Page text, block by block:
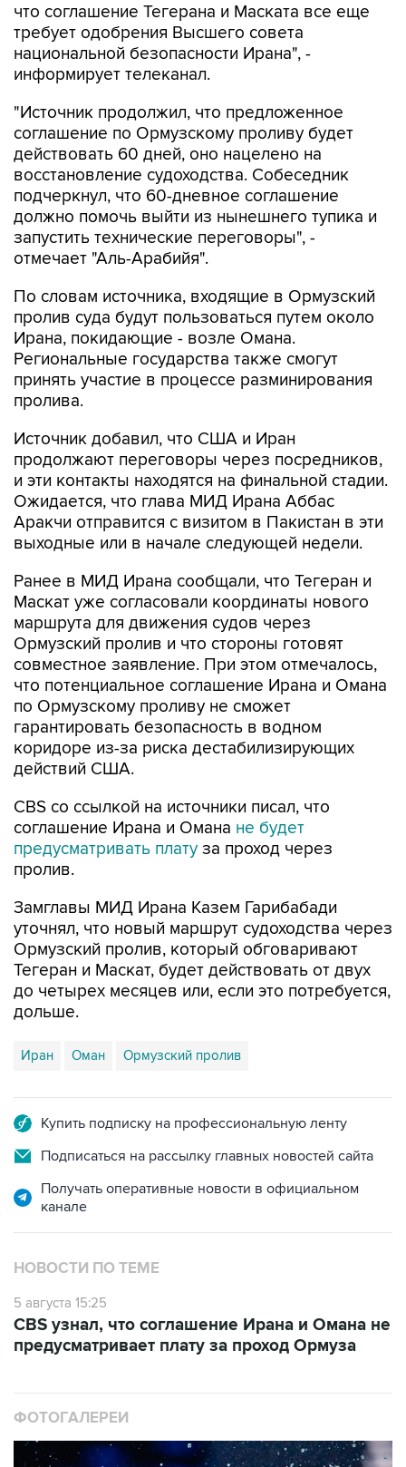
что соглашение Тегерана и Маската все еще
требует одобрения Высшего совета
национальной безопасности Ирана", -
информирует телеканал.
"Источник продолжил, что предложенное
соглашение по Ормузскому проливу будет
действовать 60 дней, оно нацелено на
восстановление судоходства. Собеседник
подчеркнул, что 60-дневное соглашение
должно помочь выйти из нынешнего тупика и
запустить технические переговоры", -
отмечает "Аль-Арабийя".
По словам источника, входящие в Ормузский
пролив суда будут пользоваться путем около
Ирана, покидающие - возле Омана.
Региональные государства также смогут
принять участие в процессе разминирования
пролива.
Источник добавил, что США и Иран
продолжают переговоры через посредников,
и эти контакты находятся на финальной стадии.
Ожидается, что глава МИД Ирана Аббас
Аракчи отправится с визитом в Пакистан в эти
выходные или в начале следующей недели.
Ранее в МИД Ирана сообщали, что Тегеран и
Маскат уже согласовали координаты нового
маршрута для движения судов через
Ормузский пролив и что стороны готовят
совместное заявление. При этом отмечалось,
что потенциальное соглашение Ирана и Омана
по Ормузскому проливу не сможет
гарантировать безопасность в водном
коридоре из-за риска дестабилизирующих
действий США.
CBS со ссылкой на источники писал, что
соглашение Ирана и Омана не будет
предусматривать плату за проход через
пролив.
Замглавы МИД Ирана Казем Гарибабади
уточнял, что новый маршрут судоходства через
Ормузский пролив, который обговаривают
Тегеран и Маскат, будет действовать от двух
до четырех месяцев или, если это потребуется,
дольше.
Иран Оман Ормузский пролив
Купить подписку на профессиональную ленту
Подписаться на рассылку главных новостей сайта
Получать оперативные новости в официальном
канале
НОВОСТИ ПО ТЕМЕ
5 августа 15:25
CBS узнал, что соглашение Ирана и Омана не
предусматривает плату за проход Ормуза
ФОТОГАЛЕРЕИ